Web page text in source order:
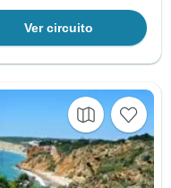
Ver circuito